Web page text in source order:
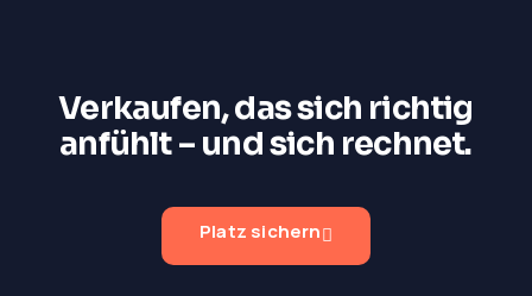
Verkaufen, das sich richtig
anfühlt – und sich rechnet.
Platz sichern